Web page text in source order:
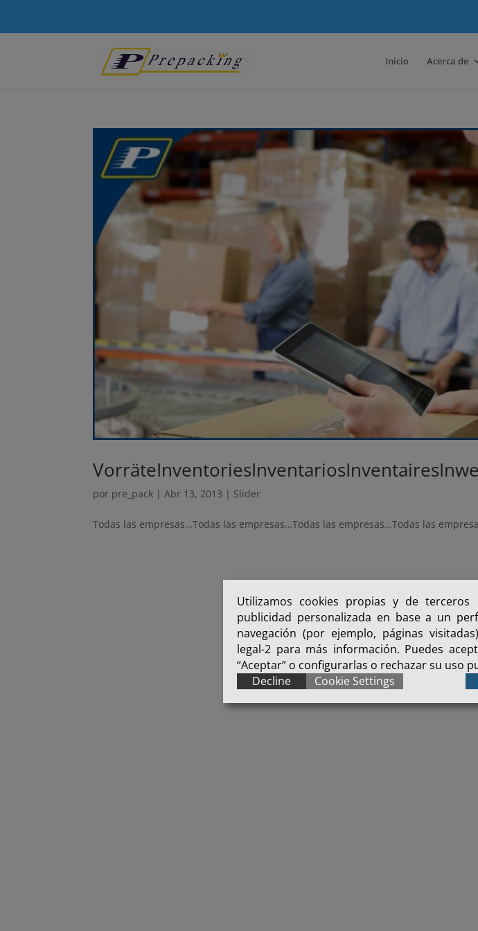
Inicio Acerca de
VorräteInventoriesInventariosInventaires
por pre_pack |Abr 13, 2013 | Slider
Todas las empresas…Todas las empresas…Todas las empresas…Todas las
Utilizamos cookies propias y de
publicidad personalizada en base a un
navegación (por ejemplo, páginas
legal-2 para más información. Puedes
“Aceptar” o configurarlas o rechazar su uso
Decline
Cookie Settings